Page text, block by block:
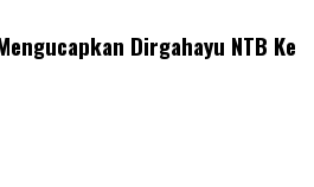
Dirgahayu NTB Ke